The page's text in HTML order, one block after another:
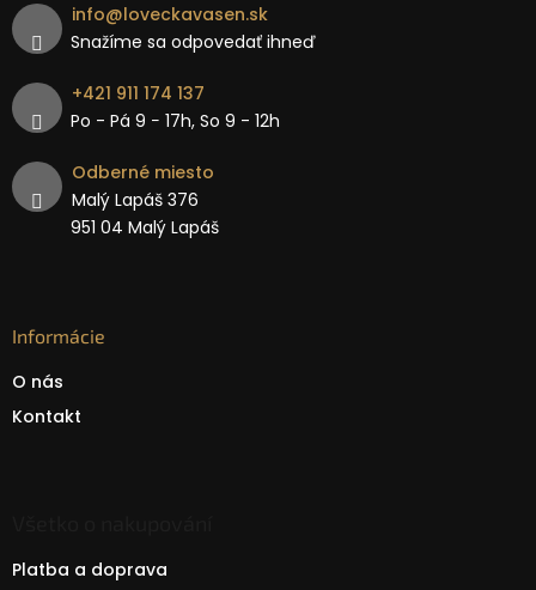
info@loveckavasen.sk
Snažíme sa odpovedať ihneď
+421 911 174 137
Po - Pá 9 − 17h, So 9 - 12h
Odberné miesto
Malý Lapáš 376
951 04 Malý Lapáš
Informácie
O nás
Kontakt
Platba a doprava